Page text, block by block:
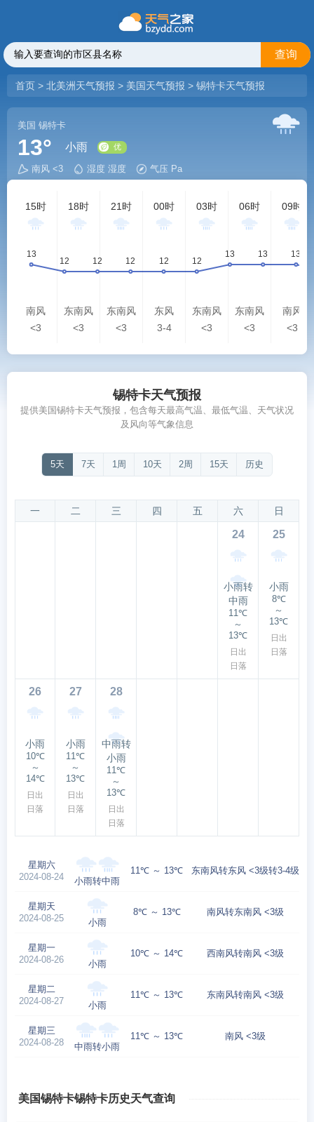
查询
首页 > 北美洲天气预报 > 美国天气预报 > 锡特卡天气预报
美国 锡特卡
13° 小雨
南风 <3 湿度 湿度 气压 Pa
15时
南风
<3
18时
东南风
<3
21时
东南风
<3
00时
东风
3-4
03时
东南风
<3
06时
东南风
<3
09时
南风
<3
锡特卡天气预报
提供美国锡特卡天气预报，包含每天最高气温、最低气温、天气状况
及风向等气象信息
5天 7天 1周 10天 2周 15天 历史
一 二 三 四 五 六 日
24
小雨转
中雨
11℃
～
13℃
日出
日落
25
小雨
8℃
～
13℃
日出
日落
26
小雨
10℃
～
14℃
日出
日落
27
小雨
11℃
～
13℃
日出
日落
28
中雨转
小雨
11℃
～
13℃
日出
日落
星期六
2024-08-24
小雨转中雨
11℃ ～ 13℃ 东南风转东风 <3级转3-4级
星期天
2024-08-25
小雨
8℃ ～ 13℃ 南风转东南风 <3级
星期一
2024-08-26
小雨
10℃ ～ 14℃ 西南风转南风 <3级
星期二
2024-08-27
小雨
11℃ ～ 13℃ 东南风转南风 <3级
星期三
2024-08-28
中雨转小雨
11℃ ～ 13℃ 南风 <3级
美国锡特卡锡特卡历史天气查询